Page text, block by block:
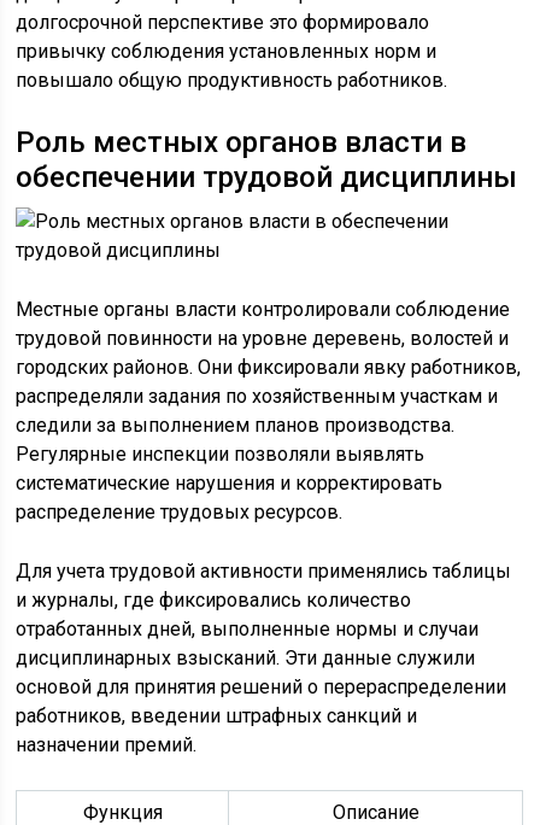
долгосрочной перспективе это формировало
привычку соблюдения установленных норм и
повышало общую продуктивность работников.
Роль местных органов власти в
обеспечении трудовой дисциплины
Местные органы власти контролировали соблюдение
трудовой повинности на уровне деревень, волостей и
городских районов. Они фиксировали явку работников,
распределяли задания по хозяйственным участкам и
следили за выполнением планов производства.
Регулярные инспекции позволяли выявлять
систематические нарушения и корректировать
распределение трудовых ресурсов.
Для учета трудовой активности применялись таблицы
и журналы, где фиксировались количество
отработанных дней, выполненные нормы и случаи
дисциплинарных взысканий. Эти данные служили
основой для принятия решений о перераспределении
работников, введении штрафных санкций и
назначении премий.
Функция
Описание